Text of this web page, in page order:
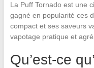
La Puff Tornado est une
gagné en popularité ces
compact et ses saveurs
vapotage pratique et
Qu’est-ce